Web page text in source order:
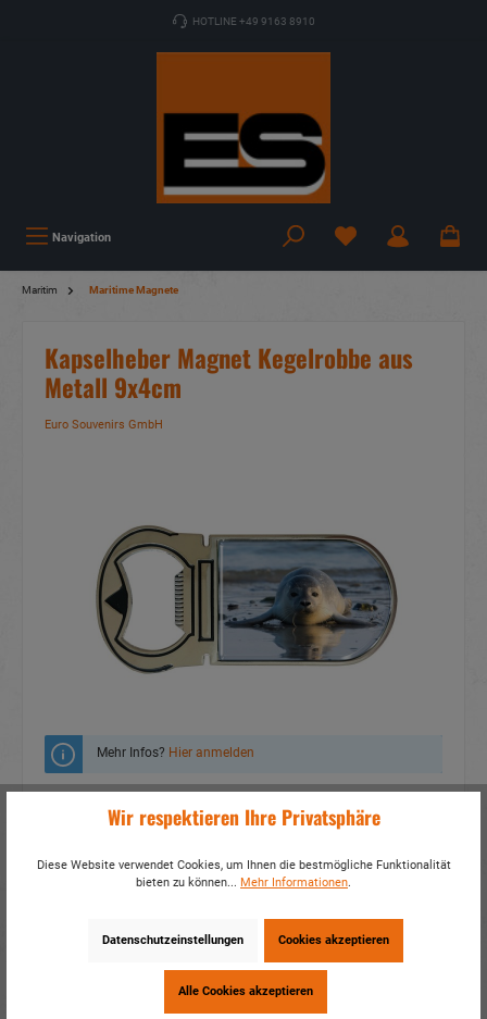
HOTLINE +49 9163 8910
Navigation
Maritim Maritime Magnete
Kapselheber Magnet Kegelrobbe aus
Metall 9x4cm
Euro Souvenirs GmbH
Mehr Infos? Hier anmelden
Zum Merkzettel hinzufügen
Fragen zum Produkt
Verpackungseinheit: 1 / 1200
Dieses Produkt weiterempfehlen:
Wir respektieren Ihre Privatsphäre
Diese Website verwendet Cookies, um Ihnen die bestmögliche Funktionalität
bieten zu können... Mehr Informationen.
Datenschutzeinstellungen Cookies akzeptieren
Alle Cookies akzeptieren